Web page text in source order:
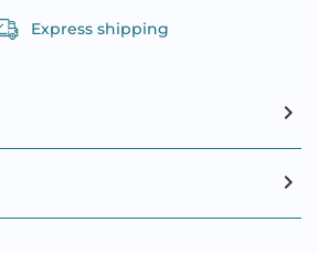
Express shipping